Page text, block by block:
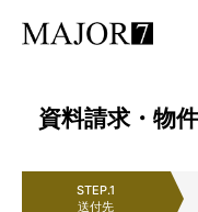
資料請求・物
STEP.1
送付先